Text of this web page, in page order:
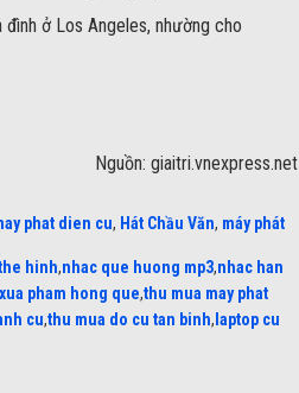
ở Los Angeles, nhường cho
Nguồn: giaitri.vnexpress.net
phat dien cu, Hát Chầu Văn, máy phát
hinh,nhac que huong mp3,nhac han
pham hong que,thu mua may phat
cu,thu mua do cu tan binh, laptop cu